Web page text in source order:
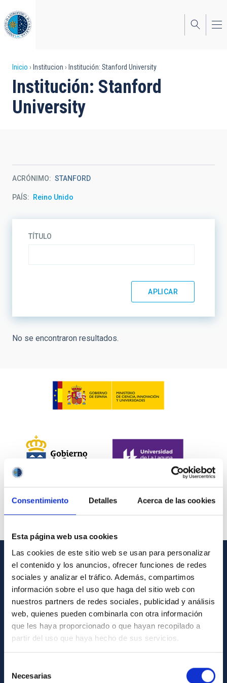
Consentimiento Detalles Acerca de las cookies
Esta página web usa cookies
Las cookies de este sitio web se usan para personalizar
el contenido y los anuncios, ofrecer funciones de redes
sociales y analizar el tráfico. Además, compartimos
información sobre el uso que haga del sitio web con
nuestros partners de redes sociales, publicidad y análisis
web, quienes pueden combinarla con otra información
que les haya proporcionado o que hayan recopilado a
partir del uso que haya hecho de sus servicios.
Necesarias
al
contenido
principal
Sobrescribir
enlaces
de
navegación
Inicio Institucion Institución: Stanford University
Institución: Stanford
University
ACRÓNIMO STANFORD
PAÍS Reino Unido
TÍTULO
No se encontraron resultados.
INFORMACIÓN GENERAL
Contacto
Cómo llegar al IAC
Directorio de personal
Biblioteca